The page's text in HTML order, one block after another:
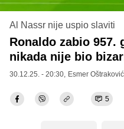
Al Nassr nije uspio slaviti
Ronaldo zabio
nikada nije bio
30.12.25. - 20:30, Esmer Oštraković
5